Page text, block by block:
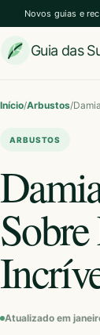
Novos guias e
Guia das
Início/Arbustos/
ARBUSTOS
Atualizado em